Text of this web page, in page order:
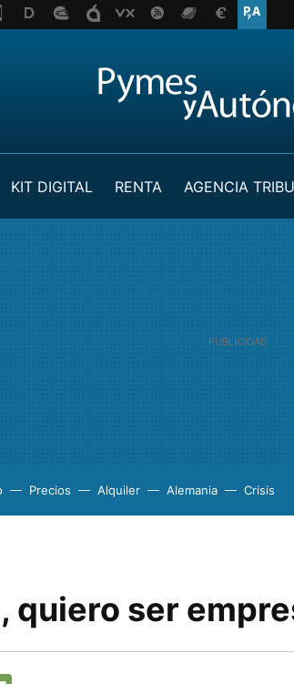
KIT DIGITAL RENTA AGENCIA
Precios Alquiler Alemania Crisis
quiero ser